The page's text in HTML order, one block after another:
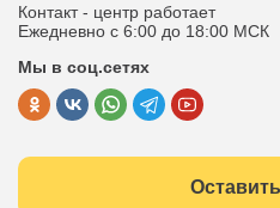
Политика
Публичная оферта
Контакт - центр работает
Ежедневно с 6:00 до 18:00 МСК
Мы в соц.сетях